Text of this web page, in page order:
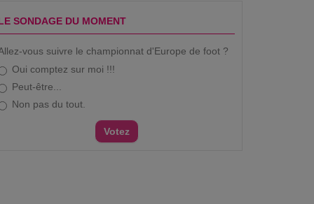
SONDAGE DU MOMENT
vous suivre le championnat d'Europe de foot ?
Oui comptez sur moi !!!
Peut-être...
Non pas du tout.